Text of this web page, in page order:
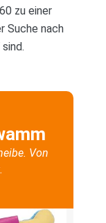
zu einer
Suche nach
Von